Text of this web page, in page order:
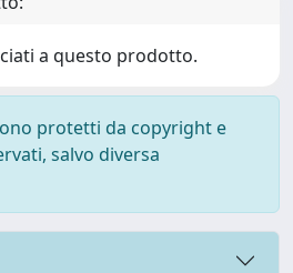
a questo prodotto.
protetti da copyright e
salvo diversa